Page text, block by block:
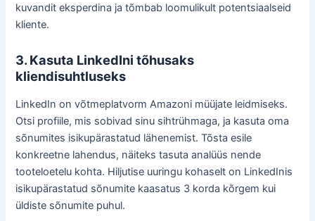
kuvandit eksperdina ja tõmbab loomulikult potentsiaalseid
kliente.
3. Kasuta LinkedIni tõhusaks
kliendisuhtluseks
LinkedIn on võtmeplatvorm Amazoni müüjate leidmiseks.
Otsi profiile, mis sobivad sinu sihtrühmaga, ja kasuta oma
sõnumites isikupärastatud lähenemist. Tõsta esile
konkreetne lahendus, näiteks tasuta analüüs nende
tooteloetelu kohta. Hiljutise uuringu kohaselt on LinkedInis
isikupärastatud sõnumite kaasatus 3 korda kõrgem kui
üldiste sõnumite puhul.